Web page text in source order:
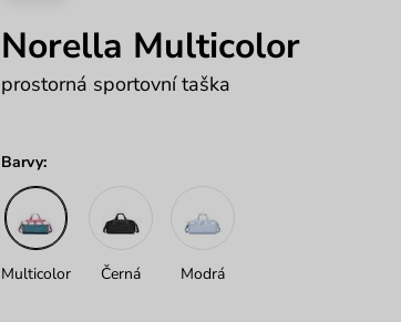
Norella Multicolor
prostorná sportovní taška
Barvy:
Multicolor Černá Modrá